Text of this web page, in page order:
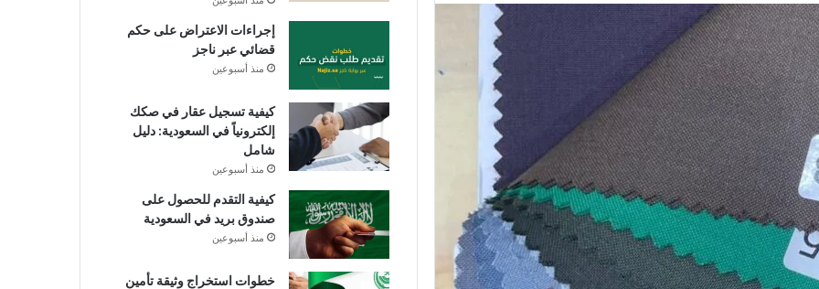
إجراءات الاعتراض على حكم
قضائي عبر ناجز
منذ أسبوعين
كيفية تسجيل عقار في صكك
إلكترونياً في السعودية: دليل
شامل
منذ أسبوعين
كيفية التقدم للحصول على
صندوق بريد في السعودية
منذ أسبوعين
خطوات استخراج وثيقة تأمين